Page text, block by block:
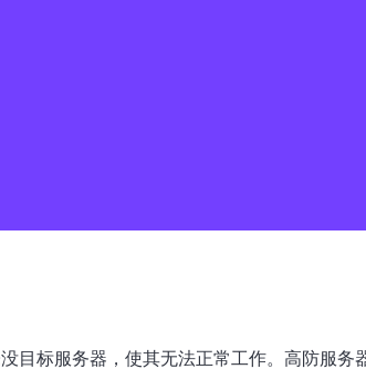
标服务器，使其无法正常工作。高防服务